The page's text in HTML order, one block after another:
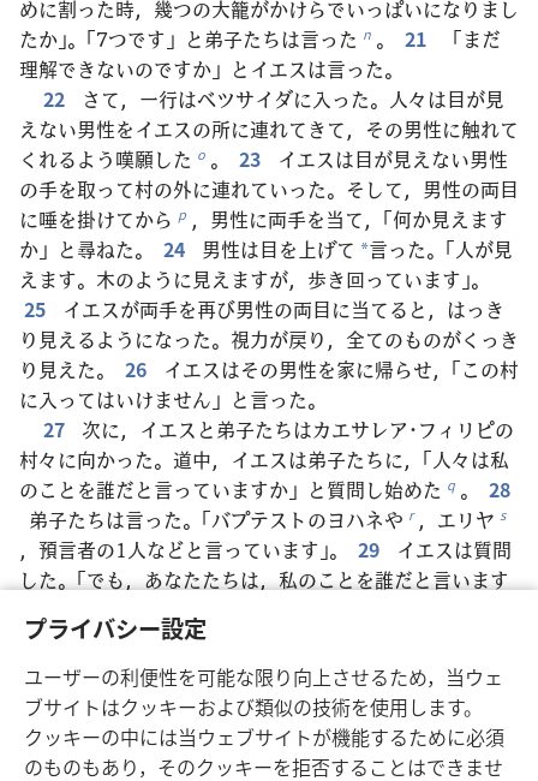
プライバシー設定
ユーザーの利便性を可能な限り向上させるため，当ウェ
ブサイトはクッキーおよび類似の技術を使用します。
クッキーの中には当ウェブサイトが機能するために必須
のものもあり，そのクッキーを拒否することはできませ
めに割った時，幾つの大籠がかけらでいっぱいになりまし
たか」。「7つです」と弟子たちは言った n 。 21
「まだ
理解できないのですか」とイエスは言った。
22
さて，一行はベツサイダに入った。人々は目が見
えない男性をイエスの所に連れてきて，その男性に触れて
くれるよう嘆願した o 。 23
イエスは目が見えない男性
の手を取って村の外に連れていった。そして，男性の両目
に唾を掛けてから p ，男性に両手を当て，「何か見えます
か」と尋ねた。
24 男性は目を上げて *言った。「人が見
えます。木のように見えますが，歩き回っています」。
25
イエスが両手を再び男性の両目に当てると，はっき
り見えるようになった。視力が戻り，全てのものがくっき
り見えた。
26
イエスはその男性を家に帰らせ，「この村
に入ってはいけません」と言った。
27
次に，イエスと弟子たちはカエサレア･フィリピの
村々に向かった。道中，イエスは弟子たちに，「人々は私
のことを誰だと言っていますか」と質問し始めた q 。
28
弟子たちは言った。「バプテストのヨハネや r ，エリヤ s
，預言者の1人などと言っています」。 29
イエスは質問
した。「でも，あなたたちは，私のことを誰だと言います
エスは，自分のことを誰にも言わないようにと弟子たちに
厳重に命じた u 。 31また，人の子が必ず多くの苦しみ
に遭い，長老と祭司長と律法学者たちに退けられて殺され
，3日後に生き返る，ということを教え始めた w 。 32
しかも，そのことをはっきりと語っていた。ところが，